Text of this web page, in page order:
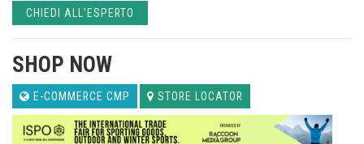
CHIEDI ALL'ESPERTO
SHOP NOW
E-COMMERCE CMP STORE LOCATOR